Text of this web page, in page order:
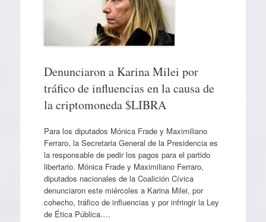
Denunciaron a Karina Milei por
tráfico de influencias en la causa de
la criptomoneda $LIBRA
Para los diputados Mónica Frade y Maximiliano
Ferraro, la Secretaria General de la Presidencia es
la responsable de pedir los pagos para el partido
libertario. Mónica Frade y Maximiliano Ferraro,
diputados nacionales de la Coalición Cívica
denunciaron este miércoles a Karina Milei, por
cohecho, tráfico de influencias y por infringir la Ley
de Ética Pública.…